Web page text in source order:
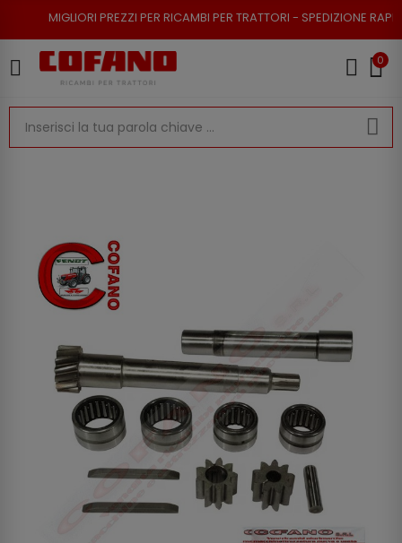
PREZZI PER RICAMBI PER TRATTORI - SPEDIZIONE RAPIDA - RESO
0